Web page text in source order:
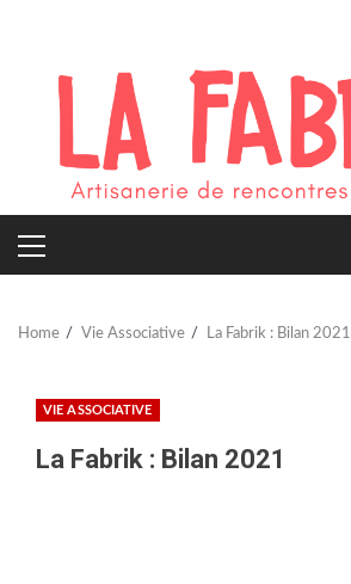
PRIMARY
MENU
Home Vie Associative La Fabrik : Bilan 2021
VIE ASSOCIATIVE
La Fabrik : Bilan 2021